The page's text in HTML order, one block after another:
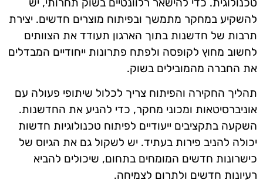
להשקיע במחקר מתמשך ובפיתוח מוצרים חדשים. יצירת
תרבות של חדשנות בתוך הארגון תעודד את הצוותים
לחשוב מחוץ לקופסה ולפתח פתרונות ייחודיים המבדלים
את החברה מהמובילים בשוק.
תהליך החקירה והפיתוח צריך לכלול שיתופי פעולה עם
אוניברסיטאות ומכוני מחקר, כדי להניע את החדשנות.
השקעה בתקציבים ייעודיים לפיתוח טכנולוגיות חדשות
יכולה להניב פירות בעתיד. יש לשקול גם את הגיוס של
כישרונות חדשים המומחים בתחום, שיכולים להביא
רעיונות חדשים ולתרום לצמיחה.